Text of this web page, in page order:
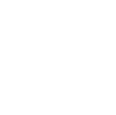
Cihanbeyli, Konya
Cihanbeyli, Konya Su
Sayfada usta